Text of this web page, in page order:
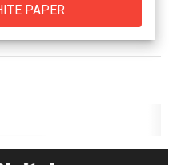
parsing